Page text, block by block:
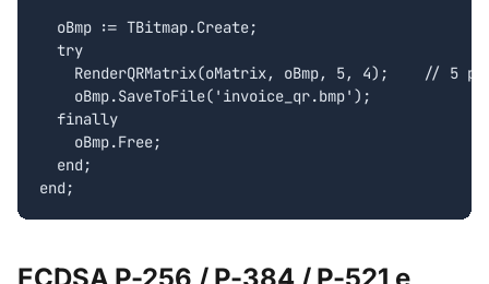
  oBmp := TBitmap.Create;
  try
RenderQRMatrix(oMatrix, oBmp, 5, 4);    // 5
    oBmp.SaveToFile('invoice_qr.bmp');
  finally
    oBmp.Free;
  end;
end;